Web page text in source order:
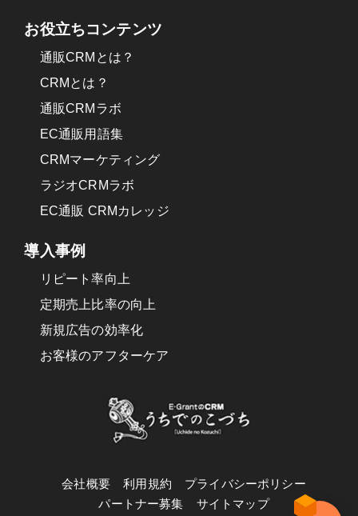
お役立ちコンテンツ
通販CRMとは？
CRMとは？
通販CRMラボ
EC通販用語集
CRMマーケティング
ラジオCRMラボ
EC通販 CRMカレッジ
導入事例
リピート率向上
定期売上比率の向上
新規広告の効率化
お客様のアフターケア
会社概要 利用規約
プライバシーポリシー
パートナー募集
サイトマップ